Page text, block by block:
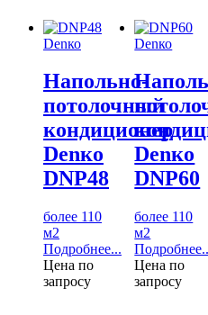
Denко
Напольно-
потолочный
кондиционер
Denко
DNP48
более 110
м2
Подробнее...
Цена по
запросу
Denко
Denко
DNP60
более 110
м2
Цена по
запросу